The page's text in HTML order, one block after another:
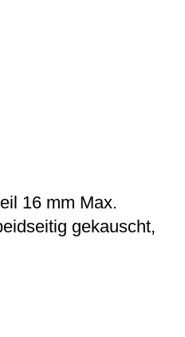
16 mm Max.
gekauscht,